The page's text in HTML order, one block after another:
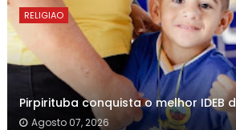
RELIGIAO
Pirpirituba conquista o melhor IDEB
Agosto 07, 2026